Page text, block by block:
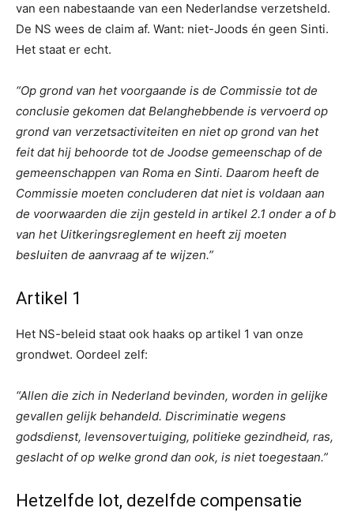
van een nabestaande van een Nederlandse verzetsheld.
De NS wees de claim af. Want: niet-Joods én geen Sinti.
Het staat er echt.
“Op grond van het voorgaande is de Commissie tot de
conclusie gekomen dat Belanghebbende is vervoerd op
grond van verzetsactiviteiten en niet op grond van het
feit dat hij behoorde tot de Joodse gemeenschap of de
gemeenschappen van Roma en Sinti. Daarom heeft de
Commissie moeten concluderen dat niet is voldaan aan
de voorwaarden die zijn gesteld in artikel 2.1 onder a of b
van het Uitkeringsreglement en heeft zij moeten
besluiten de aanvraag af te wijzen.”
Artikel 1
Het NS-beleid staat ook haaks op artikel 1 van onze
grondwet. Oordeel zelf:
“Allen die zich in Nederland bevinden, worden in gelijke
gevallen gelijk behandeld. Discriminatie wegens
godsdienst, levensovertuiging, politieke gezindheid, ras,
geslacht of op welke grond dan ook, is niet toegestaan.”
Hetzelfde lot, dezelfde compensatie